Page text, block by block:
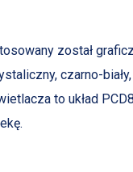
został
czarno-
to układ